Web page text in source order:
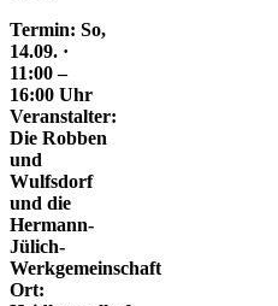
Termin: So,
14.09. ·
11:00 –
16:00 Uhr
Veranstalter:
Die Robben
und
Wulfsdorf
und die
Hermann-
Jülich-
Werkgemeinschaft
Ort: